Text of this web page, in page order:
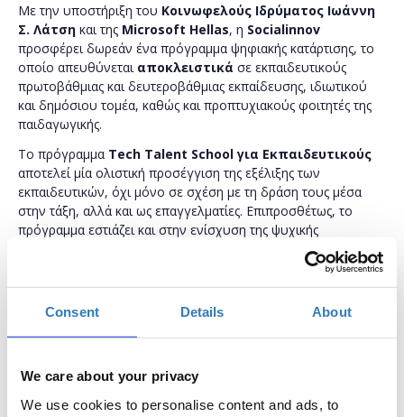
Consent Details About
We care about your privacy
We use cookies to personalise content and ads, to
Με την υποστήριξη του Κοινωφελούς Ιδρύματος Ιωάννη
Σ. Λάτση και της Microsoft Hellas, η Socialinnov
προσφέρει δωρεάν ένα πρόγραμμα ψηφιακής κατάρτισης, το
οποίο απευθύνεται αποκλειστικά σε εκπαιδευτικούς
πρωτοβάθμιας και δευτεροβάθμιας εκπαίδευσης, ιδιωτικού
και δημόσιου τομέα, καθώς και προπτυχιακούς φοιτητές της
παιδαγωγικής.
Το πρόγραμμα Tech Talent School για Εκπαιδευτικούς
αποτελεί μία ολιστική προσέγγιση της εξέλιξης των
εκπαιδευτικών, όχι μόνο σε σχέση με τη δράση τους μέσα
στην τάξη, αλλά και ως επαγγελματίες. Επιπροσθέτως, το
πρόγραμμα εστιάζει και στην ενίσχυση της ψυχικής
ανθεκτικότητας των εκπαιδευτικών, καθώς ανήκουν σε ομάδα
υψηλού κινδύνου για την εμφάνιση του συνδρόμου της
επαγγελματικής εξουθένωσης.
Το πρόγραμμα τελεί υπό την αιγίδα του
Υπουργείου
Παιδείας και Θρησκευμάτων.
παρακολουθήσουν τα δωρεάν σεμινάρια και των τεσσάρων
πυλώνων του προγράμματος: